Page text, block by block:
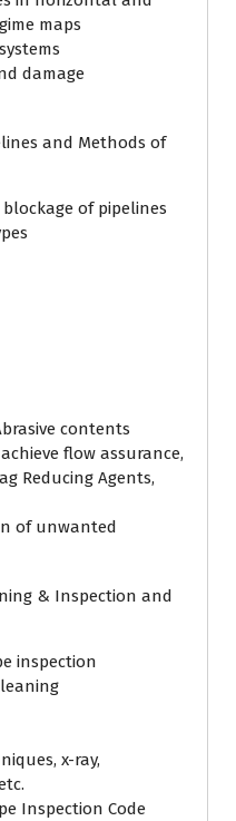
maps
damage
and Methods of
of pipelines
contents
flow assurance,
Reducing Agents,
of unwanted
& Inspection and
inspection
x-ray,
Inspection Code